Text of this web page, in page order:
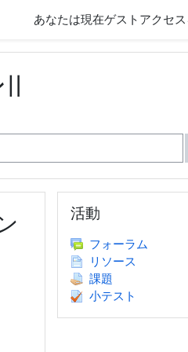
あなたは現在ゲストアクセ
活動
フォーラム
リソース
課題
小テスト